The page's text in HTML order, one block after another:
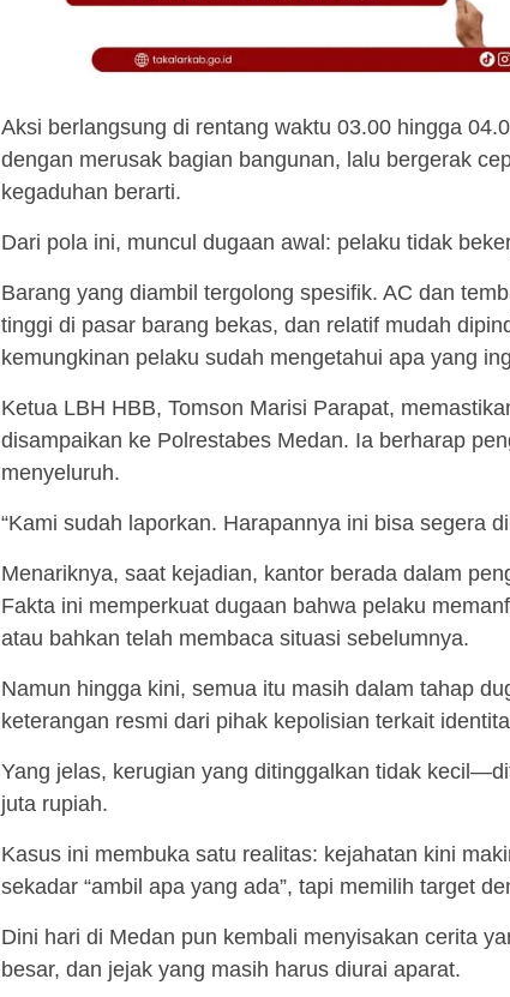
Aksi berlangsung di rentang waktu 03.00 hingga
dengan merusak bagian bangunan, lalu bergerak
kegaduhan berarti.
Dari pola ini, muncul dugaan awal: pelaku tidak
Barang yang diambil tergolong spesifik. AC dan
tinggi di pasar barang bekas, dan relatif mudah
kemungkinan pelaku sudah mengetahui apa yang
Ketua LBH HBB, Tomson Marisi Parapat,
disampaikan ke Polrestabes Medan. Ia berharap
menyeluruh.
“Kami sudah laporkan. Harapannya ini bisa segera
Menariknya, saat kejadian, kantor berada dalam
Fakta ini memperkuat dugaan bahwa pelaku
atau bahkan telah membaca situasi sebelumnya.
Namun hingga kini, semua itu masih dalam tahap
keterangan resmi dari pihak kepolisian terkait
Yang jelas, kerugian yang ditinggalkan tidak
juta rupiah.
Kasus ini membuka satu realitas: kejahatan kini
sekadar “ambil apa yang ada”, tapi memilih target
Dini hari di Medan pun kembali menyisakan cerita
besar, dan jejak yang masih harus diurai aparat.